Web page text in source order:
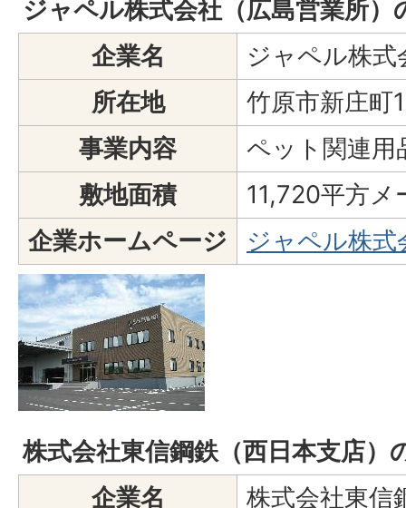
ジャペル株式会社（広島営業所）
企業名
ジャペル株式
所在地
竹原市新庄町
事業内容
ペット関連用
敷地面積
11,720平方メ
企業ホームページ
ジャペル株
株式会社東信鋼鉄（西日本支店）
企業名
株式会社東信